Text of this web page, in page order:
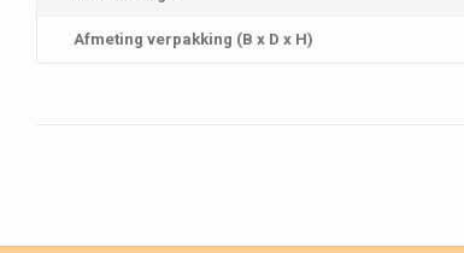
Afmeting verpakking (B x D x H)